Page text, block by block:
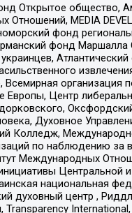
Открытое общество,
MEDIA
фонд
фонд Маршалла
Атлантический
организация
Европы, Центр
Духовное
Колледж,
по наблюдению
Международных
национальная
духовный центр ,